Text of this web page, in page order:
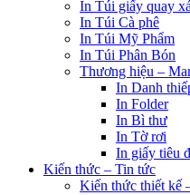
In Túi giấy quay
In Túi Cà phê
In Túi Mỹ Phẩm
In Túi Phân Bón
Thương hiệu –
In Danh
In Folder
In Bì thư
In Tờ rơi
In giấy tiêu
Kiến thức – Tin tức
Kiến thức thiết kế